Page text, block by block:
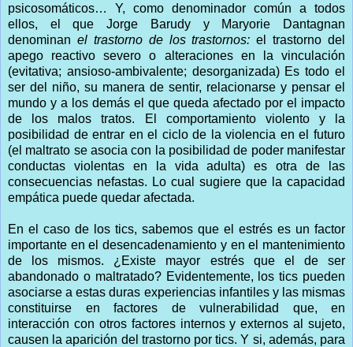
psicosomáticos… Y, como denominador común a todos
ellos, el que Jorge Barudy y Maryorie Dantagnan
denominan el trastorno de los trastornos: el trastorno del
apego reactivo severo o alteraciones en la vinculación
(evitativa; ansioso-ambivalente; desorganizada) Es todo el
ser del niño, su manera de sentir, relacionarse y pensar el
mundo y a los demás el que queda afectado por el impacto
de los malos tratos. El comportamiento violento y la
posibilidad de entrar en el ciclo de la violencia en el futuro
(el maltrato se asocia con la posibilidad de poder manifestar
conductas violentas en la vida adulta) es otra de las
consecuencias nefastas. Lo cual sugiere que la capacidad
empática puede quedar afectada.
En el caso de los tics, sabemos que el estrés es un factor
importante en el desencadenamiento y en el mantenimiento
de los mismos. ¿Existe mayor estrés que el de ser
abandonado o maltratado? Evidentemente, los tics pueden
asociarse a estas duras experiencias infantiles y las mismas
constituirse en factores de vulnerabilidad que, en
interacción con otros factores internos y externos al sujeto,
causen la aparición del trastorno por tics. Y si, además, para